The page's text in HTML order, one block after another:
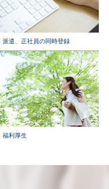
派遣、正社員の同時登録
福利厚生